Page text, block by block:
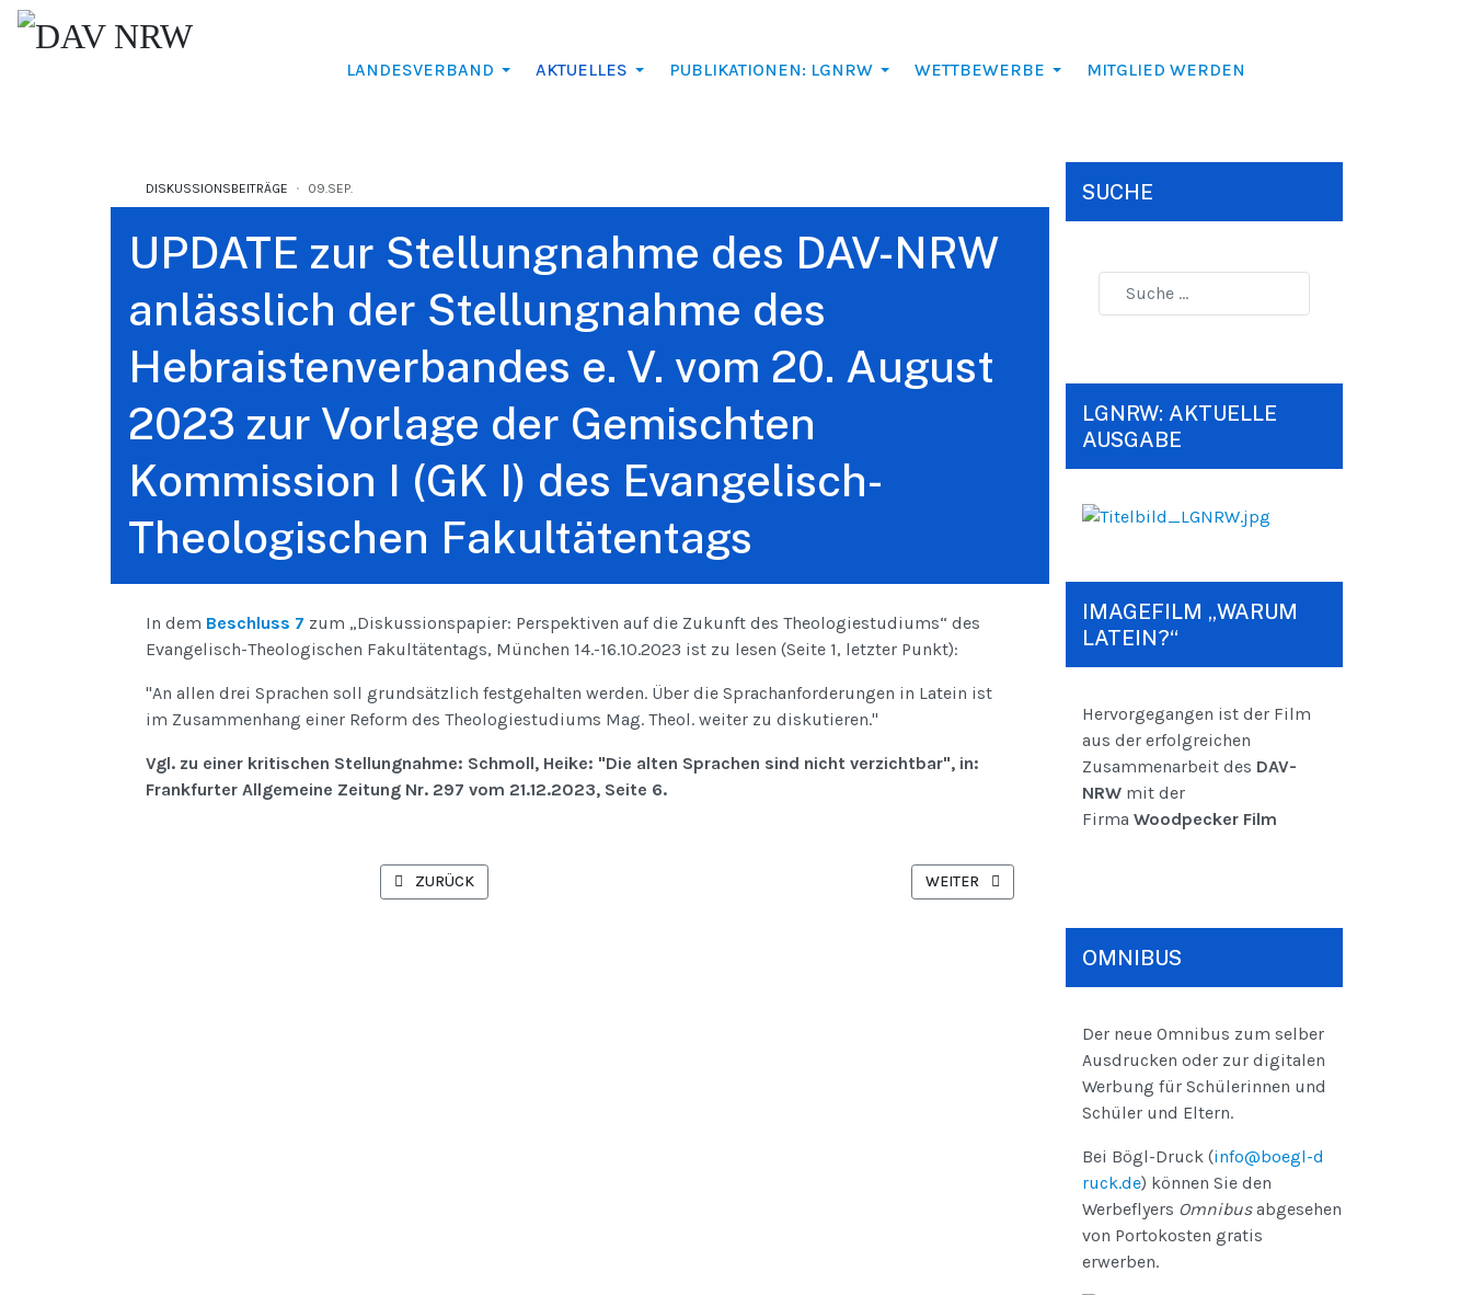
LANDESVERBAND AKTUELLES PUBLIKATIONEN: LGNRW WETTBEWERBE MITGLIED WERDEN
DISKUSSIONSBEITRÄGE 09.SEP.
UPDATE zur Stellungnahme des DAV-NRW
anlässlich der Stellungnahme des
Hebraistenverbandes e. V. vom 20. August
2023 zur Vorlage der Gemischten
Kommission I (GK I) des Evangelisch-
Theologischen Fakultätentags
In dem Beschluss 7 zum „Diskussionspapier: Perspektiven auf die Zukunft des Theologiestudiums“ des
Evangelisch-Theologischen Fakultätentags, München 14.-16.10.2023 ist zu lesen (Seite 1, letzter Punkt):
"An allen drei Sprachen soll grundsätzlich festgehalten werden. Über die Sprachanforderungen in Latein ist
im Zusammenhang einer Reform des Theologiestudiums Mag. Theol. weiter zu diskutieren."
Vgl. zu einer kritischen Stellungnahme: Schmoll, Heike: "Die alten Sprachen sind nicht verzichtbar", in:
Frankfurter Allgemeine Zeitung Nr. 297 vom 21.12.2023, Seite 6.
VORHERIGER BEITRAG: STELLUNGNAHME DES HEBRAISTENVERBAND E.V.
ZURÜCK NÄCHSTER BEITRAG: STELLUNGNAHME DES DAV-NRW ANLÄSSLICH DER
WEITER
SUCHE
LGNRW: AKTUELLE
AUSGABE
IMAGEFILM „WARUM
LATEIN?“
Hervorgegangen ist der Film
aus der erfolgreichen
Zusammenarbeit des DAV-
NRW mit der
Firma Woodpecker Film
OMNIBUS
Der neue Omnibus zum selber
Ausdrucken oder zur digitalen
Werbung für Schülerinnen und
Schüler und Eltern.
Bei Bögl-Druck (info@boegl-d
ruck.de) können Sie den
Werbeflyers Omnibusabgesehen
von Portokosten gratis
erwerben.